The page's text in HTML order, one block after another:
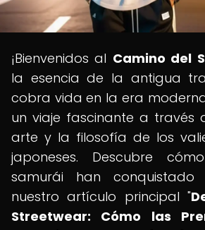
¡Bienvenidos al Camino del
la esencia de la antigua
cobra vida en la era
un viaje fascinante a través
arte y la filosofía de los
japoneses. Descubre
samurái han
nuestro artículo principal "
Streetwear: Cómo las